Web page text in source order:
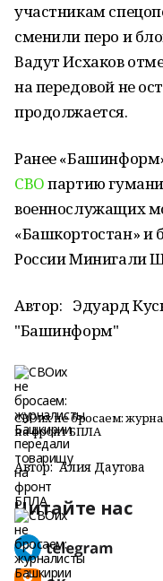
участникам
сменили перо и
Вадут Исхаков
на передовой не
продолжается.
Ранее
СВОпартию
военнослужащих
«Башкортостан» и
России Минигали
Автор: Эдуард
"Башинформ"
СВОих не бросаем:
на фронт БПЛА
Автор: Алия Даутова
Читайте нас